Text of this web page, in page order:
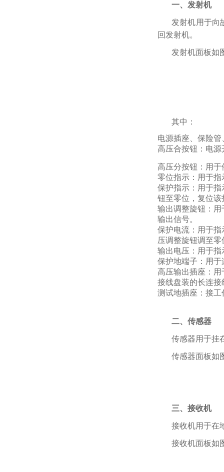
一、 发射机
发射机用于向
回发射机。
发射机面板如
其中：
电源插座、保险
高压合按钮：电源
高压分按钮：用
零位指示：用于
保护指示：用于
钮至零位，复位该
输出调整旋钮：
输出信号。
保护电流：用于
压调整旋钮调至
输出电压：用于
保护地端子：用
高压输出插座：
接线盘装的长连
测试地插座：接
二、 传感器
传感器用于挂
传感器面板如
三、 接收机
接收机用于在
接收机面板如